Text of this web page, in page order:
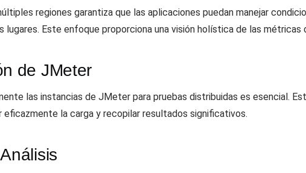
regiones garantiza que las aplicaciones puedan manejar
lugares. Este enfoque proporciona una visión holística de las métricas
de JMeter
las instancias de JMeter para pruebas distribuidas es esencial.
eficazmente la carga y recopilar resultados significativos.